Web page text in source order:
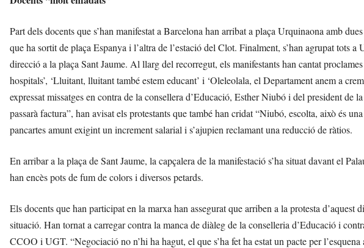
Part dels docents que s’han manifestat a Barcelona han arribat a plaça Urquinaona amb
que ha sortit de plaça Espanya i l’altra de l’estació del Clot. Finalment, s’han agrupat tots a
direcció a la plaça Sant Jaume. Al llarg del recorregut, els manifestants han cantat
hospitals’, ‘Lluitant, lluitant també estem educant’ i ‘Oleleolala, el Departament anem a
expressat missatges en contra de la consellera d’Educació, Esther Niubó i del president de
passarà factura”, han avisat els protestants que també han cridat “Niubó, escolta, això és
pancartes amunt exigint un increment salarial i s’ajupien reclamant una reducció de ràtios.
En arribar a la plaça de Sant Jaume, la capçalera de la manifestació s’ha situat davant el
han encès pots de fum de colors i diversos petards.
Els docents que han participat en la marxa han assegurat que arriben a la protesta d’aquest
situació. Han tornat a carregar contra la manca de diàleg de la conselleria d’Educació i
CCOO i UGT. “Negociació no n’hi ha hagut, el que s’ha fet ha estat un pacte per